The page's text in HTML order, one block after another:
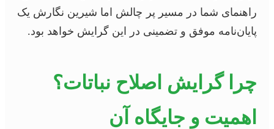
راهنمای شما در مسیر پر چالش اما شیرین نگارش یک
پایان‌نامه موفق و تضمینی در این گرایش خواهد بود.
چرا گرایش اصلاح نباتات؟
اهمیت و جایگاه آن